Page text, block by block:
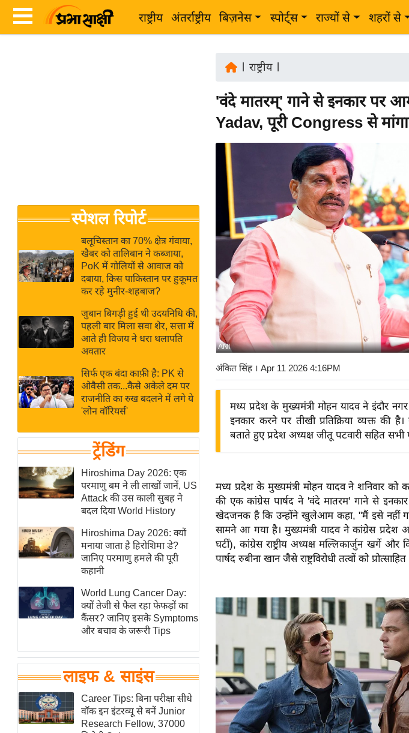
राष्ट्रीय अंतर्राष्ट्रीय बिज़नेस स्पोर्ट्स राज्यों से शहरों से
Breaking
News in
Hindi
Hindi
Videos
जगत
राय
बजट
IPL
2026
ई-पेपर
मिसाल बेमिसाल
शख्सियत
यंग इंडिया
साहित्य जगत
ऑटो वर्ल्ड
न्यूज ब्रीफ
मनोरंजन जगत
बॉलीवुड
हॉलीवुड
फिल्म समीक्षा
News
लाइफस्टाइल
टेक्नॉलॉजी
ब्यूटी/फैशन
घरेलू नुस्खे
पर्यटन स्थल
फिटनेस मंत्रा
रिलेशनशिप
स्पेशल रिपोर्ट
बलूचिस्तान का 70% क्षेत्र गंवाया,
खैबर को तालिबान ने कब्जाया,
PoK में गोलियों से आवाज को
दबाया, किस पाकिस्तान पर हुकूमत
कर रहे मुनीर-शहबाज?
जुबान बिगड़ी हुई थी उदयनिधि की,
पहली बार मिला सवा शेर, सत्ता में
आते ही विजय ने धरा थलापति
अवतार
सिर्फ एक बंदा काफ़ी है: PK से
ओवैसी तक...कैसे अकेले दम पर
राजनीति का रुख बदलने में लगे ये
'लोन वॉरियर्स'
ट्रेंडिंग
Hiroshima Day 2026: एक
परमाणु बम ने ली लाखों जानें, US
Attack की उस काली सुबह ने
बदल दिया World History
Hiroshima Day 2026: क्यों
मनाया जाता है हिरोशिमा डे?
जानिए परमाणु हमले की पूरी
कहानी
World Lung Cancer Day:
क्यों तेजी से फैल रहा फेफड़ों का
कैंसर? जानिए इसके Symptoms
और बचाव के जरूरी Tips
लाइफ & साइंस
Career Tips: बिना परीक्षा सीधे
वॉक इन इंटरव्यू से बनें Junior
Research Fellow, 37000
राष्ट्रीय|
'वंदे मातरम्' गाने से इनकार पर
Yadav, पूरी Congress से मांगा
ANI
अंकित सिंह। Apr 11 2026 4:16PM
मध्य प्रदेश के मुख्यमंत्री मोहन यादव ने इंदौर
इनकार करने पर तीखी प्रतिक्रिया व्यक्त की
बताते हुए प्रदेश अध्यक्ष जीतू पटवारी सहित सभी
मध्य प्रदेश के मुख्यमंत्री मोहन यादव ने शनिवार को
की एक कांग्रेस पार्षद ने 'वंदे मातरम' गाने से
खेदजनक है कि उन्होंने खुलेआम कहा, "मैं इसे नहीं
सामने आ गया है। मुख्यमंत्री यादव ने कांग्रेस
घटीं), कांग्रेस राष्ट्रीय अध्यक्ष मल्लिकार्जुन खर्गे
पार्षद रुबीना खान जैसे राष्ट्रविरोधी तत्वों को